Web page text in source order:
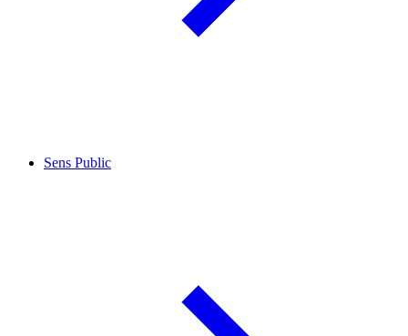
Sens Public